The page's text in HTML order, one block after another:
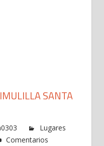
SANTA
Lugares
Comentarios